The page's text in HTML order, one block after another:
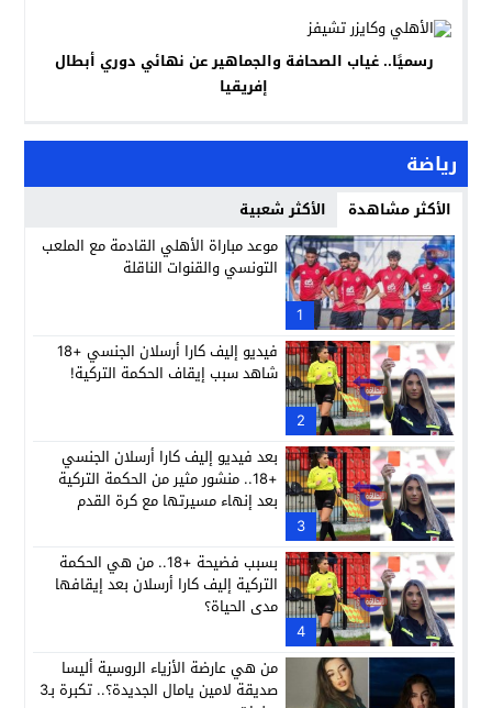
رسميًا.. غياب الصحافة والجماهير عن نهائي دوري أبطال
إفريقيا
رياضة
الأكثر مشاهدة الأكثر شعبية
1
موعد مباراة الأهلي القادمة مع الملعب
التونسي والقنوات الناقلة
2
فيديو إليف كارا أرسلان الجنسي +18
شاهد سبب إيقاف الحكمة التركية!
3
بعد فيديو إليف كارا أرسلان الجنسي
+18.. منشور مثير من الحكمة التركية
بعد إنهاء مسيرتها مع كرة القدم
4
بسبب فضيحة +18.. من هي الحكمة
التركية إليف كارا أرسلان بعد إيقافها
مدى الحياة؟
من هي عارضة الأزياء الروسية أليسا
صديقة لامين يامال الجديدة؟.. تكبرة بـ3